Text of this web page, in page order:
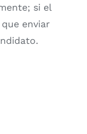
si el
enviar